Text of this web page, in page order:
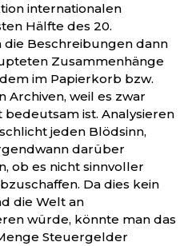
internationalen
Hälfte des 20.
die Beschreibungen dann
Zusammenhänge
im Papierkorb bzw.
weil es zwar
ist. Analysieren
jeden Blödsinn,
darüber
ob es nicht sinnvoller
Da dies kein
die Welt an
würde, könnte man das
Steuergelder